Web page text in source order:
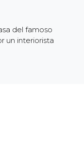
del famoso
un interiorista